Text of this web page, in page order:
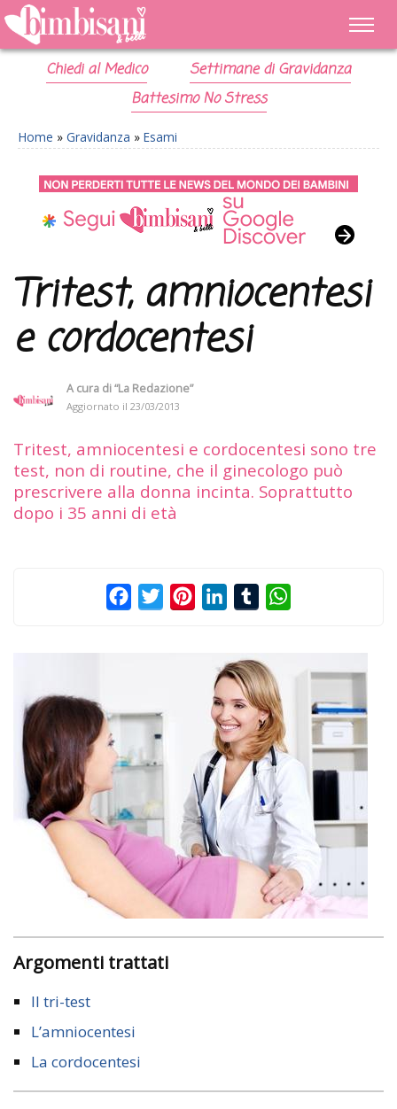
Chiedi al Medico
Settimane di Gravidanza
Battesimo No Stress
Home » Gravidanza » Esami
Tritest, amniocentesi
e cordocentesi
A cura di“La Redazione”
Aggiornato il 23/03/2013
Tritest, amniocentesi e cordocentesi sono tre
test, non di routine, che il ginecologo può
prescrivere alla donna incinta. Soprattutto
dopo i 35 anni di età
FacebookTwitterPinterestLinkedInTumblr
Argomenti trattati
Il tri-test
L’amniocentesi
La cordocentesi